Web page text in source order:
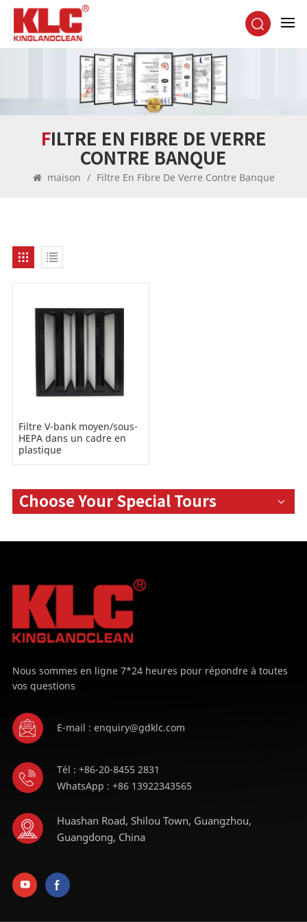
FILTRE EN FIBRE DE VERRE
CONTRE BANQUE
maison / Filtre En Fibre De Verre Contre Banque
Filtre V-bank moyen/sous-
HEPA dans un cadre en
plastique
Choose Your Special Tours
Nous sommes en ligne 7*24 heures pour répondre à toutes
vos questions
E-mail : enquiry@gdklc.com
Tél : +86-20-8455 2831
WhatsApp : +86 13922343565
Huashan Road, Shilou Town, Guangzhou,
Guangdong, China